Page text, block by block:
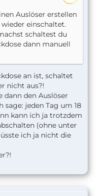
Auslöser erstellen
wieder einschaltet.
schaltest du
dann manuell
an ist, schaltet
nicht aus?!
dann den Auslöser
sage: jeden Tag um 18
kann ich ja trotzdem
(ohne unter
ich ja nicht die